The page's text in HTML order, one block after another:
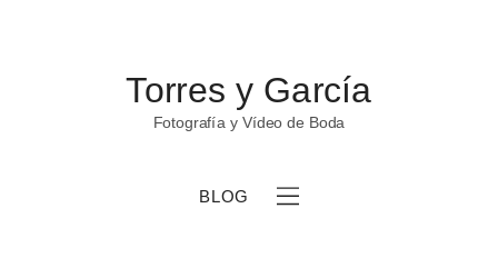
Torres y García
Fotografía y Vídeo de Boda
BLOG